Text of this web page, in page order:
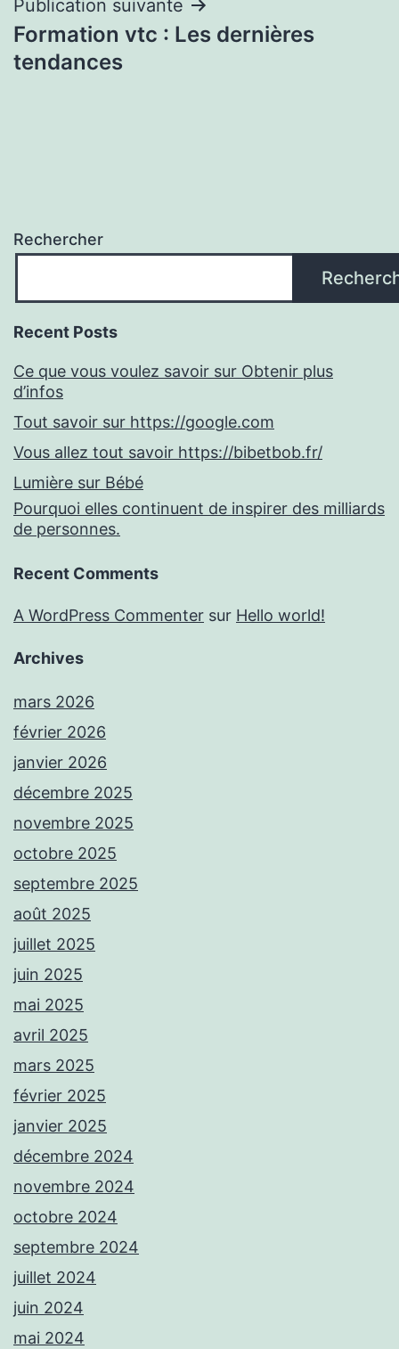
Publication suivante
Formation vtc : Les dernières
tendances
Rechercher
Recent Posts
Ce que vous voulez savoir sur Obtenir plus
d’infos
Tout savoir sur https://google.com
Vous allez tout savoir https://bibetbob.fr/
Lumière sur Bébé
Pourquoi elles continuent de inspirer des milliards
de personnes.
Recent Comments
A WordPress Commenter sur Hello world!
Archives
mars 2026
février 2026
janvier 2026
décembre 2025
novembre 2025
octobre 2025
septembre 2025
août 2025
juillet 2025
juin 2025
mai 2025
avril 2025
mars 2025
février 2025
janvier 2025
décembre 2024
novembre 2024
octobre 2024
septembre 2024
juillet 2024
juin 2024
mai 2024